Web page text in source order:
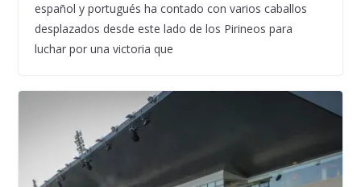
español y portugués ha contado con varios caballos
desplazados desde este lado de los Pirineos para
luchar por una victoria que